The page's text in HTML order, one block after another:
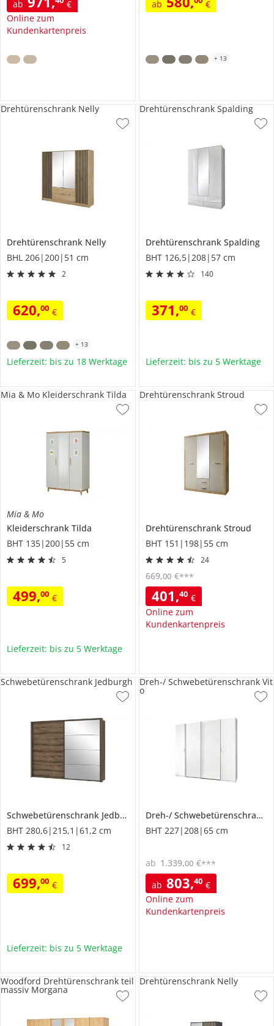
ab
€
Online zum
Kundenkartenpreis
ab €
+ 13
Drehtürenschrank Nelly
BHL 206|200|51 cm
2
620,00 €
Drehtürenschrank Nelly
+ 13
Lieferzeit: bis zu 18 Werktage
Drehtürenschrank Spalding
BHT 126,5|208|57 cm
140
371,00 €
Drehtürenschrank Spalding
Lieferzeit: bis zu 5 Werktage
Mia & Mo
Kleiderschrank Tilda
BHT 135|200|55 cm
5
499,00 €
Mia & Mo Kleiderschrank Tilda
Lieferzeit: bis zu 5 Werktage
Drehtürenschrank Stroud
BHT 151|198|55 cm
24
401,40 €
Online zum
Kundenkartenpreis
669,00 €***
Drehtürenschrank Stroud
Schwebetürenschrank Jedburgh
BHT 280,6|215,1|61,2 cm
12
699,00 €
Schwebetürenschrank Jedburgh
Lieferzeit: bis zu 5 Werktage
Dreh-/ Schwebetürenschrank
BHT 227|208|65 cm
ab 803,40 €
Online zum
Kundenkartenpreis
ab 1.339,00 €***
Dreh-/ Schwebetürenschrank Vit
o
Woodford Drehtürenschrank teil
massiv Morgana
Drehtürenschrank Nelly